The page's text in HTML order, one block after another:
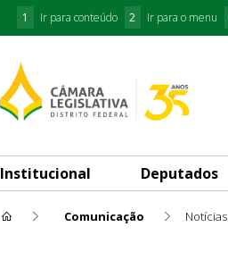
1 Ir para conteúdo 2 Ir para o menu
Institucional Deputados
Comunicação Notícias